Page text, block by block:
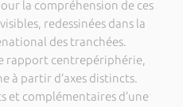
la compréhension de ces
redessinées dans la
des tranchées.
rapport centrepériphérie,
à partir d’axes distincts.
et complémentaires d’une